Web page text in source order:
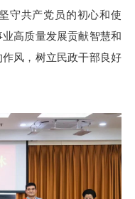
守共产党员的初心和使
高质量发展贡献智慧和
风，树立民政干部良好